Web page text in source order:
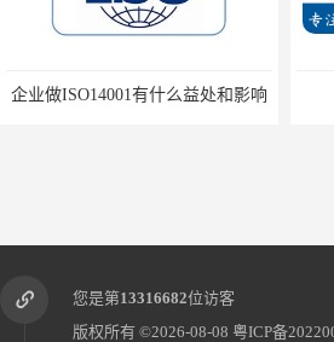
企业做ISO14001有什么益处和影响
您是第13316682位访客
版权所有 ©2026-08-08 粤ICP备